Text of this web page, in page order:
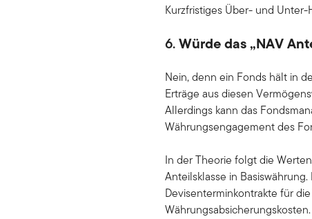
Kurzfristiges Über- und
6.Würde das „NAV
Nein, denn ein Fonds hält in
Erträge aus diesen
Allerdings kann das
Währungsengagement des
In der Theorie folgt die
Anteilsklasse in
Devisenterminkontrakte für
Währungsabsicherungskosten.